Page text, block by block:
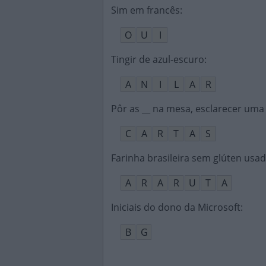
Sim em francês:
O
U
I
Tingir de azul-escuro:
A
N I L A
R
Pôr as __ na mesa, esclarecer
C
A R T A
S
Farinha brasileira sem glúten
A
R A R U T
A
Iniciais do dono da Microsoft:
B
G